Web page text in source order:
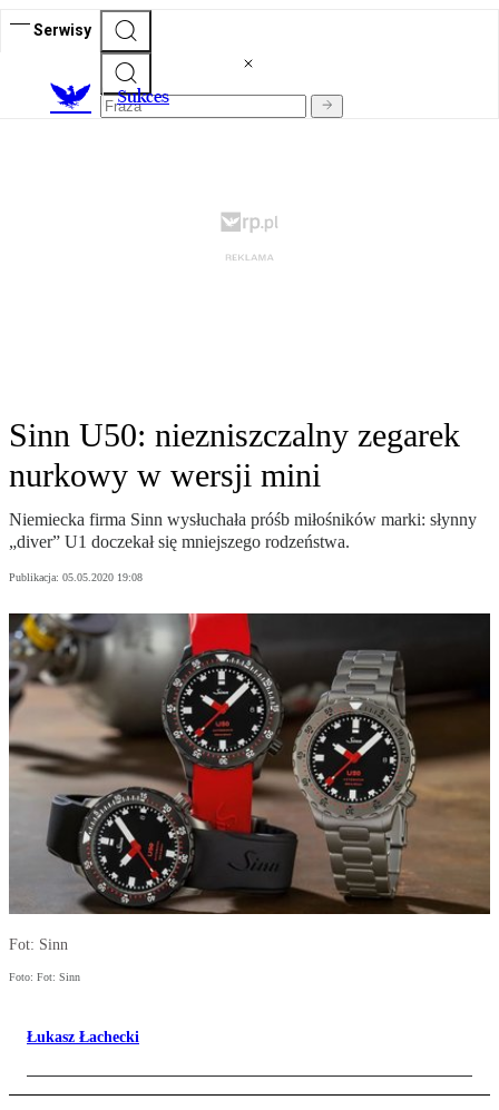
Serwisy
Sukces
Sinn U50: niezniszczalny zegarek
nurkowy w wersji mini
Niemiecka firma Sinn wysłuchała próśb miłośników marki: słynny
„diver” U1 doczekał się mniejszego rodzeństwa.
Publikacja: 05.05.2020 19:08
Fot: Sinn
Foto: Fot: Sinn
Łukasz Łachecki